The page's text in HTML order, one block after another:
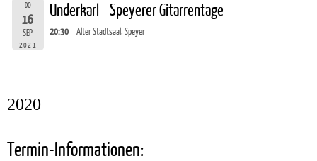
DO
16
SEP
2021
Underkarl - Speyerer Gitarrentage
20:30 Alter Stadtsaal, Speyer
2020
Termin-Informationen: